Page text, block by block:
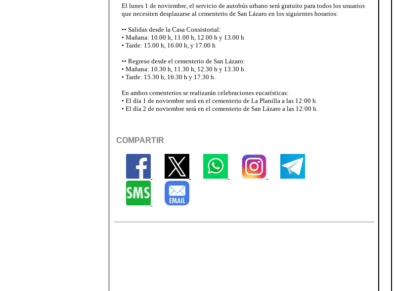
El lunes 1 de noviembre, el servicio de autobús urbano será gratuito para todos los usuarios
que necesiten desplazarse al cementerio de San Lázaro en los siguientes horarios:
•• Salidas desde la Casa Consistorial:
• Mañana: 10.00 h, 11.00 h, 12.00 h y 13.00 h
• Tarde: 15.00 h, 16.00 h, y 17.00 h
•• Regreso desde el cementerio de San Lázaro:
• Mañana: 10.30 h, 11.30 h, 12.30 h y 13.30 h.
• Tarde: 15.30 h, 16.30 h y 17.30 h.
En ambos cementerios se realizarán celebraciones eucarísticas:
• El día 1 de noviembre será en el cementerio de La Planilla a las 12:00 h.
• El día 2 de noviembre será en el cementerio de San Lázaro a las 12:00 h.
COMPARTIR